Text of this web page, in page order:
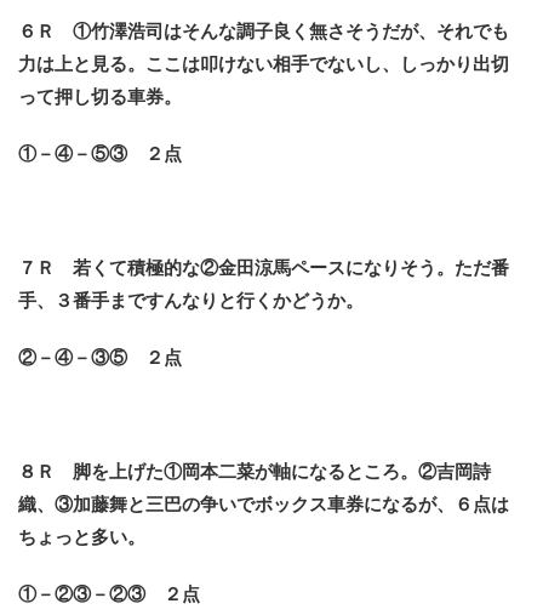
６Ｒ ①竹澤浩司はそんな調子良く無さそうだが、それでも
力は上と見る。ここは叩けない相手でないし、しっかり出切
って押し切る車券。
①－④－⑤③ ２点
７Ｒ 若くて積極的な②金田涼馬ペースになりそう。ただ番
手、３番手まですんなりと行くかどうか。
②－④－③⑤ ２点
８Ｒ 脚を上げた①岡本二菜が軸になるところ。②吉岡詩
織、③加藤舞と三巴の争いでボックス車券になるが、６点は
ちょっと多い。
①－②③－②③ ２点